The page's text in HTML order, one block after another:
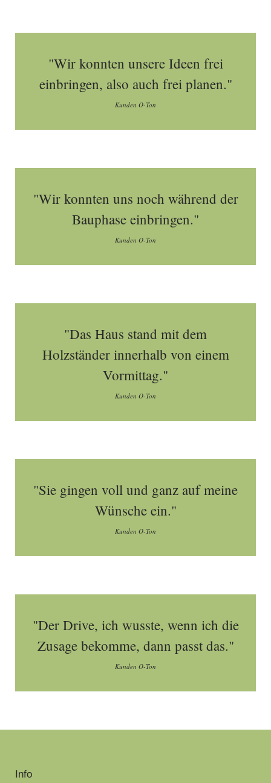
"Wir konnten unsere Ideen frei
einbringen, also auch frei planen."
Kunden O-Ton
"Wir konnten uns noch während der
Bauphase einbringen."
Kunden O-Ton
"Das Haus stand mit dem
Holzständer innerhalb von einem
Vormittag."
Kunden O-Ton
"Sie gingen voll und ganz auf meine
Wünsche ein."
Kunden O-Ton
"Der Drive, ich wusste, wenn ich die
Zusage bekomme, dann passt das."
Kunden O-Ton
Info